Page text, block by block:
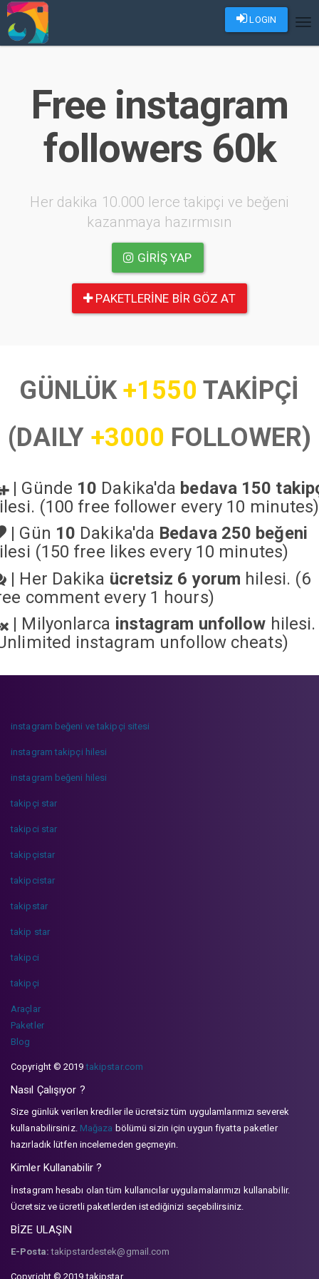
LOGIN
Free instagram
followers 60k
Her dakika 10.000 lerce takipçi ve beğeni
kazanmaya hazırmısın
GIRIŞ YAP
PAKETLERINE BIR GÖZ AT
GÜNLÜK+1550 TAKİPÇİ
(DAILY +3000 FOLLOWER)
| Günde 10 Dakika'da bedava 150
(100 free follower every 10 minutes)
| Gün 10 Dakika'da Bedava 250 beğeni
(150 free likes every 10 minutes)
| Her Dakika ücretsiz 6 yorum hilesi. (6
comment every 1 hours)
| Milyonlarca instagram unfollow hilesi.
instagram unfollow cheats)
instagram beğeni ve takipçi sitesi
instagram takipçi hilesi
instagram beğeni hilesi
takipçi star
takipci star
takipçistar
takipcistar
takipstar
takip star
takipci
takipçi
Araçlar
Paketler
Blog
Copyright © 2019takipstar.com
Nasıl Çalışıyor ?
Size günlük verilen krediler ile ücretsiz tüm uygulamlarımızı severek
kullanabilirsiniz. Mağaza bölümü sizin için uygun fiyatta paketler
hazırladık lütfen incelemeden geçmeyin.
Kimler Kullanabilir ?
İnstagram hesabı olan tüm kullanıcılar uygulamalarımızı kullanabilir.
Ücretsiz ve ücretli paketlerden istediğinizi seçebilirsiniz.
BİZE ULAŞIN
E-Posta: takipstardestek@gmail.com
Copyright © 2019 takipstar.